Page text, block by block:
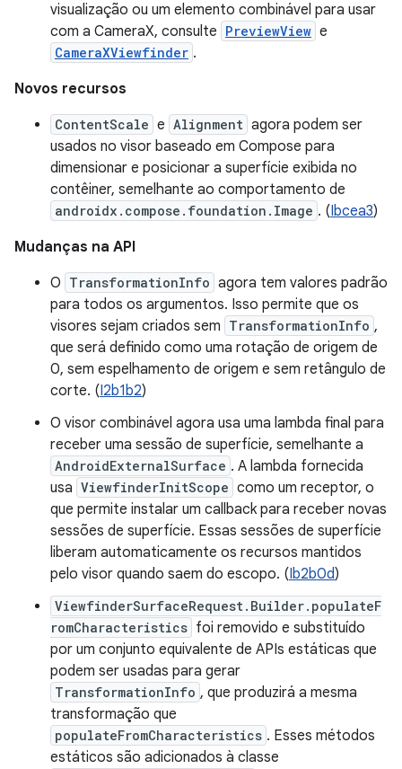
visualização ou um elemento combinável para usar
com a CameraX, consulte PreviewView e
CameraXViewfinder .
Novos recursos
ContentScale e Alignment agora podem ser
usados no visor baseado em Compose para
dimensionar e posicionar a superfície exibida no
contêiner, semelhante ao comportamento de
androidx.compose.foundation.Image . (Ibcea3)
Mudanças na API
O TransformationInfo agora tem valores padrão
para todos os argumentos. Isso permite que os
visores sejam criados sem TransformationInfo ,
que será definido como uma rotação de origem de
0, sem espelhamento de origem e sem retângulo de
corte. (I2b1b2)
O visor combinável agora usa uma lambda final para
receber uma sessão de superfície, semelhante a
AndroidExternalSurface . A lambda fornecida
usa ViewfinderInitScope como um receptor, o
que permite instalar um callback para receber novas
sessões de superfície. Essas sessões de superfície
liberam automaticamente os recursos mantidos
pelo visor quando saem do escopo. (Ib2b0d)
ViewfinderSurfaceRequest.Builder.populateF
romCharacteristics foi removido e substituído
por um conjunto equivalente de APIs estáticas que
podem ser usadas para gerar
TransformationInfo , que produzirá a mesma
transformação que
populateFromCharacteristics . Esses métodos
estáticos são adicionados à classe